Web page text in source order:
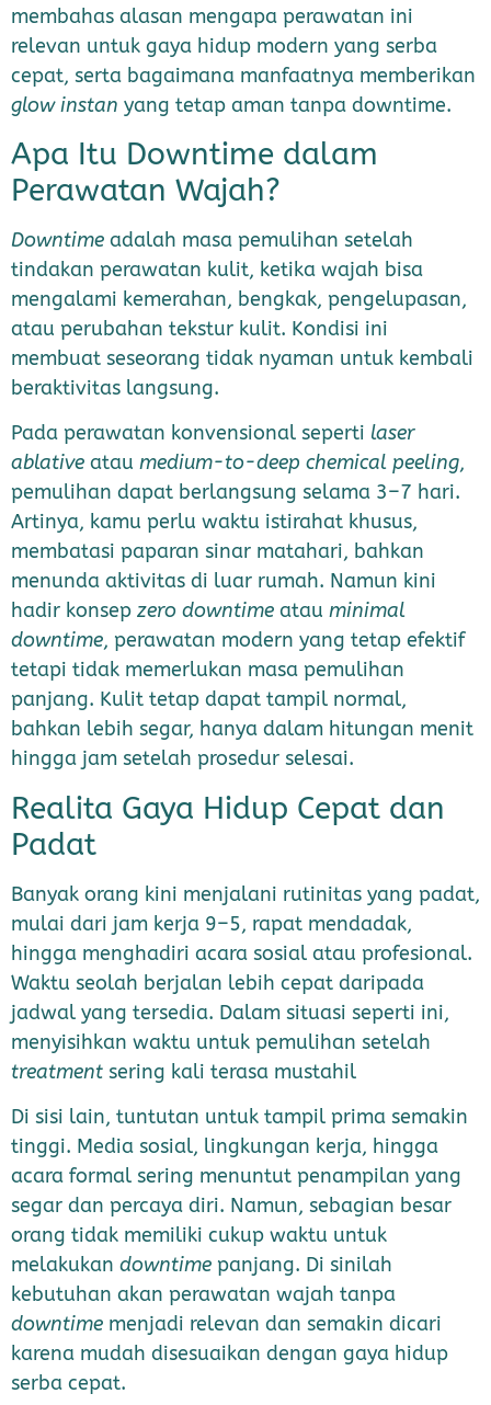
membahas alasan mengapa perawatan ini
relevan untuk gaya hidup modern yang serba
cepat, serta bagaimana manfaatnya memberikan
glow instan yang tetap aman tanpa downtime.
Apa Itu Downtime dalam
Perawatan Wajah?
Downtime adalah masa pemulihan setelah
tindakan perawatan kulit, ketika wajah bisa
mengalami kemerahan, bengkak, pengelupasan,
atau perubahan tekstur kulit. Kondisi ini
membuat seseorang tidak nyaman untuk kembali
beraktivitas langsung.
Pada perawatan konvensional seperti laser
ablative atau medium-to-deep chemical peeling,
pemulihan dapat berlangsung selama 3–7 hari.
Artinya, kamu perlu waktu istirahat khusus,
membatasi paparan sinar matahari, bahkan
menunda aktivitas di luar rumah. Namun kini
hadir konsep zero downtime atau minimal
downtime, perawatan modern yang tetap efektif
tetapi tidak memerlukan masa pemulihan
panjang. Kulit tetap dapat tampil normal,
bahkan lebih segar, hanya dalam hitungan menit
hingga jam setelah prosedur selesai.
Realita Gaya Hidup Cepat dan
Padat
Banyak orang kini menjalani rutinitas yang padat,
mulai dari jam kerja 9–5, rapat mendadak,
hingga menghadiri acara sosial atau profesional.
Waktu seolah berjalan lebih cepat daripada
jadwal yang tersedia. Dalam situasi seperti ini,
menyisihkan waktu untuk pemulihan setelah
treatment sering kali terasa mustahil
Di sisi lain, tuntutan untuk tampil prima semakin
tinggi. Media sosial, lingkungan kerja, hingga
acara formal sering menuntut penampilan yang
segar dan percaya diri. Namun, sebagian besar
orang tidak memiliki cukup waktu untuk
melakukan downtime panjang. Di sinilah
kebutuhan akan perawatan wajah tanpa
downtime menjadi relevan dan semakin dicari
karena mudah disesuaikan dengan gaya hidup
serba cepat.